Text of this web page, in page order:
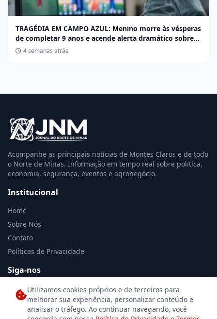
TRAGÉDIA EM CAMPO AZUL: Menino morre às vésperas
de completar 9 anos e acende alerta dramático sobre
desafios no Roblox
4 semanas atrás
Acompanhe as principais notícias de Montes Claros e de todo
o Norte de Minas. Informação em tempo real sobre política,
economia, segurança, eventos e agronegócio.
Institucional
Home
Sobre Nós
Contato
Políticas de Privacidade
Siga-nos
Utilizamos cookies próprios e de terceiros para
melhorar sua experiência, personalizar conteúdo e
analisar o tráfego. Ao continuar navegando, você